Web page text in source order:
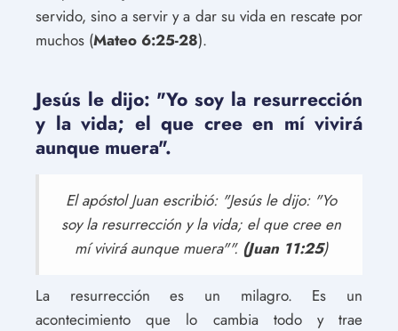
servido, sino a servir y a dar su vida en rescate por
muchos (Mateo 6:25-28).
Jesús le dijo: "Yo soy la resurrección
y la vida; el que cree en mí vivirá
aunque muera".
El apóstol Juan escribió: "Jesús le dijo: "Yo
soy la resurrección y la vida; el que cree en
mí vivirá aunque muera"". (Juan 11:25)
La resurrección es un milagro. Es un
acontecimiento que lo cambia todo y trae